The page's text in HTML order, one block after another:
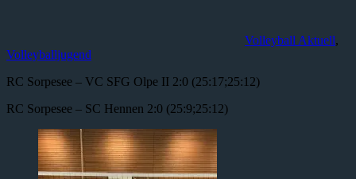
Volleyball Aktuell,
Volleyballjugend
RC Sorpesee – VC SFG Olpe II 2:0 (25:17;25:12)
RC Sorpesee – SC Hennen 2:0 (25:9;25:12)